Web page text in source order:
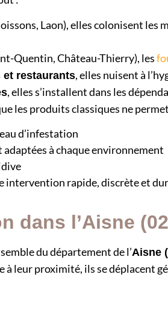
Laon), elles colonisent les
Quentin, Château-Thierry), les
et restaurants, elles nuisent à
, elles s’installent dans les
les produits classiques ne
d’infestation
à chaque environnement
intervention rapide, discrète et
dans l’Aisne
du département de l’Aisne
à leur proximité, ils se déplacent